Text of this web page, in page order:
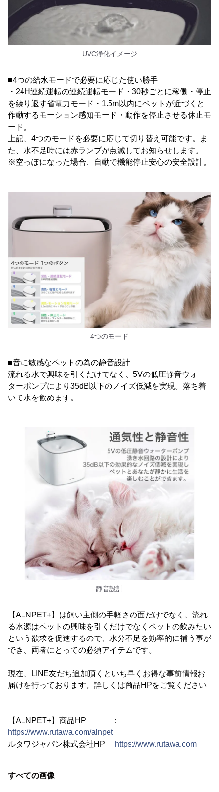
UVC浄化イメージ
■4つの給水モードで必要に応じた使い勝手
・24H連続運転の連続運転モード・30秒ごとに稼働・停止
を繰り返す省電力モード・1.5m以内にペットが近づくと
作動するモーション感知モード・動作を停止させる休止モ
ード。
上記、4つのモードを必要に応じて切り替え可能です。ま
た、水不足時には赤ランプが点滅してお知らせします。
※空っぽになった場合、自動で機能停止安心の安全設計。
4つのモード
■音に敏感なペットの為の静音設計
流れる水で興味を引くだけでなく、5Vの低圧静音ウォー
ターポンプにより35dB以下のノイズ低減を実現。落ち着
いて水を飲めます。
静音設計
【ALNPET+】は飼い主側の手軽さの面だけでなく、流れ
る水源はペットの興味を引くだけでなくペットの飲みたい
という欲求を促進するので、水分不足を効率的に補う事が
でき、両者にとっての必須アイテムです。
現在、LINE友だち追加頂くといち早くお得な事前情報お
届けを行っております。詳しくは商品HPをご覧ください
【ALNPET+】商品HP ：
https://www.rutawa.com/alnpet
ルタワジャパン株式会社HP：
https://www.rutawa.com
すべての画像